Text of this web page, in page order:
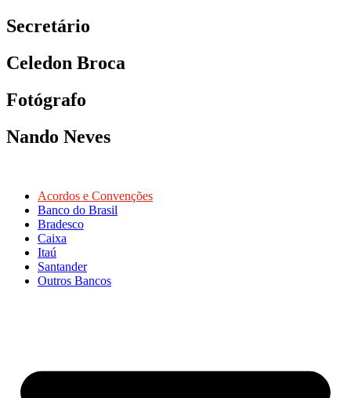
Secretário
Celedon Broca
Fotógrafo
Nando Neves
Acordos e Convenções
Banco do Brasil
Bradesco
Caixa
Itaú
Santander
Outros Bancos